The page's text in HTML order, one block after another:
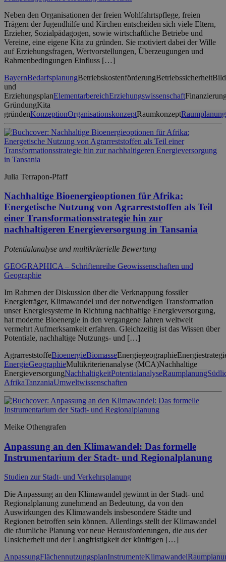
Neben den Organisationen der freien Wohlfahrtspflege, freien
Trägern der Jugendhilfe und Kirchen entscheiden sich viele Eltern,
Erzieher, Sozialpädagogen, sowie wirtschaftliche Betriebe und
Vereine, eine eigene Kita zu gründen. Sie motiviert dabei der Wille
auf Erziehungsfragen, Wertvorstellungen, Überzeugungen und
Rahmenbedingungen Einfluss […]
BayernBedarfsplanungBetriebskostenförderungBetriebssicherheit
und
ErziehungsplanElementarbereichErziehungswissenschaft
GründungKita
gründenKonzeptionOrganisationskonzeptRaumkonzeptRaumplanung
Julia Terrapon-Pfaff
Nachhaltige Bioenergieoptionen für Afrika:
Energetische Nutzung von Agrarreststoffen als Teil
einer Transformationsstrategie hin zur
nachhaltigeren Energieversorgung in Tansania
Potentialanalyse und multikriterielle Bewertung
GEOGRAPHICA – Schriftenreihe Geowissenschaften und
Geographie
Im Rahmen der Diskussion über die Verknappung fossiler
Energieträger, Klimawandel und der notwendigen Transformation
unser Energiesysteme in Richtung nachhaltige Energieversorgung,
hat moderne Bioenergie in den vergangene Jahren weltweit
vermehrt Aufmerksamkeit erfahren. Gleichzeitig ist das Wissen über
Potentiale, nachhaltige Nutzungs- und […]
AgrarreststoffeBioenergieBiomasseEnergiegeographie
EnergieGeographieMultikriterienanalyse (MCA)Nachhaltige
EnergieversorgungNachhaltigkeitPotentialanalyseRaumplanung
AfrikaTanzaniaUmweltwissenschaften
Meike Othengrafen
Anpassung an den Klimawandel: Das formelle
Instrumentarium der Stadt- und Regionalplanung
Studien zur Stadt- und Verkehrsplanung
Die Anpassung an den Klimawandel gewinnt in der Stadt- und
Regionalplanung zunehmend an Bedeutung, da von den
Auswirkungen des Klimawandels insbesondere Städte und
Regionen betroffen sein können. Allerdings stellt der Klimawandel
die räumliche Planung vor neue Herausforderungen, die aus der
Unsicherheit und der Langfristigkeit der künftigen […]
AnpassungFlächennutzungsplanInstrumenteKlimawandel